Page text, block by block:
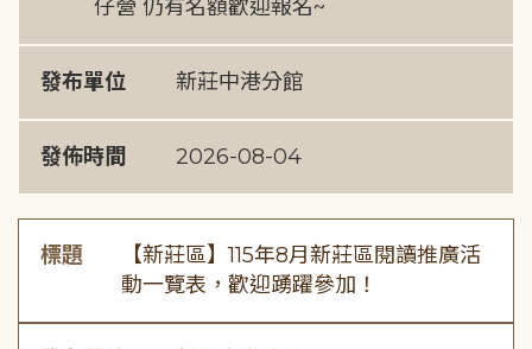
仔營 仍有名額歡迎報名~
發布單位 新莊中港分館
發佈時間 2026-08-04
標題
【新莊區】115年8月新莊區閱讀推廣活
動一覽表，歡迎踴躍參加！